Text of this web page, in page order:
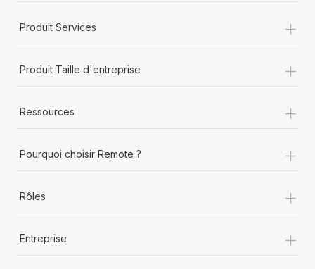
Produit Services +
Produit Taille d'entreprise +
Ressources +
Pourquoi choisir Remote ? +
Rôles +
Entreprise
+